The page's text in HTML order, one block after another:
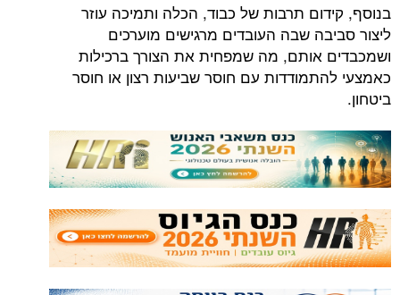
בנוסף, קידום תרבות של כבוד, הכלה ותמיכה עוזר
ליצור סביבה שבה העובדים מרגישים מוערכים
ושמכבדים אותם, מה שמפחית את הצורך ברכילות
כאמצעי להתמודדות עם חוסר שביעות רצון או חוסר
ביטחון.